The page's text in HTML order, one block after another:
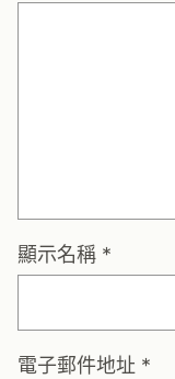
顯示名稱 *
電子郵件地址 *